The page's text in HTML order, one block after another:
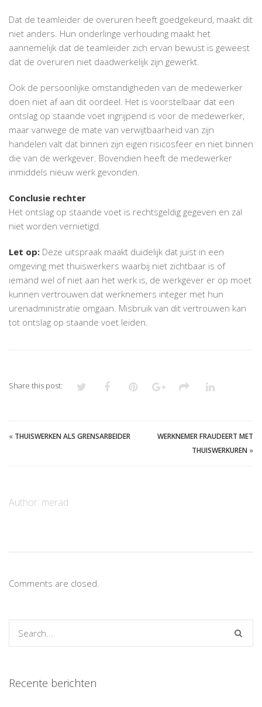
Dat de teamleider de overuren heeft goedgekeurd, maakt dit
niet anders. Hun onderlinge verhouding maakt het
aannemelijk dat de teamleider zich ervan bewust is geweest
dat de overuren niet daadwerkelijk zijn gewerkt.
Ook de persoonlijke omstandigheden van de medewerker
doen niet af aan dit oordeel. Het is voorstelbaar dat een
ontslag op staande voet ingrijpend is voor de medewerker,
maar vanwege de mate van verwijtbaarheid van zijn
handelen valt dat binnen zijn eigen risicosfeer en niet binnen
die van de werkgever. Bovendien heeft de medewerker
inmiddels nieuw werk gevonden.
Conclusie rechter
Het ontslag op staande voet is rechtsgeldig gegeven en zal
niet worden vernietigd.
Let op: Deze uitspraak maakt duidelijk dat juist in een
omgeving met thuiswerkers waarbij niet zichtbaar is of
iemand wel of niet aan het werk is, de werkgever er op moet
kunnen vertrouwen dat werknemers integer met hun
urenadministratie omgaan. Misbruik van dit vertrouwen kan
tot ontslag op staande voet leiden.
Share this post:
« THUISWERKEN ALS GRENSARBEIDER
WERKNEMER FRAUDEERT MET
THUISWERKUREN »
Author: merad
Comments are closed.
Recente berichten